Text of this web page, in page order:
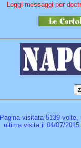
Leggi messaggi per
Pagina visitata 5139
ultima visita il 04/07/